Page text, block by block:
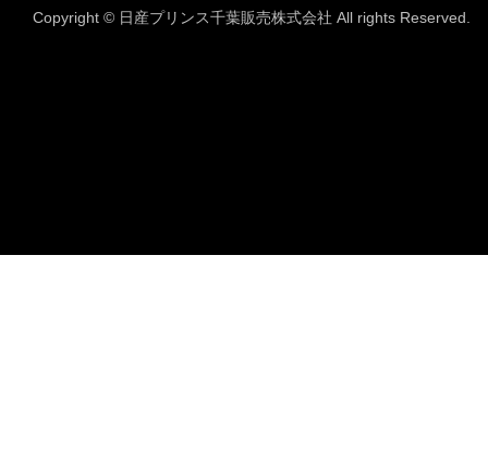
Copyright © 日産プリンス千葉販売株式会社 All rights Reserved.